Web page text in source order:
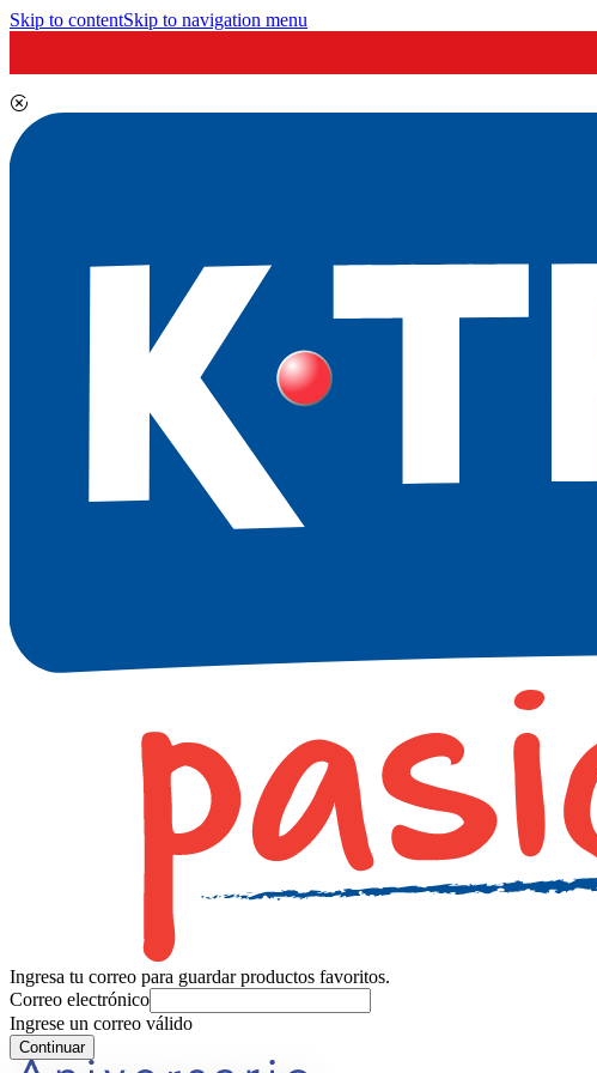
Skip to contentSkip to navigation menu
Ingresa tu correo para guardar productos favoritos.
Correo electrónico
Ingrese un correo válido
Continuar